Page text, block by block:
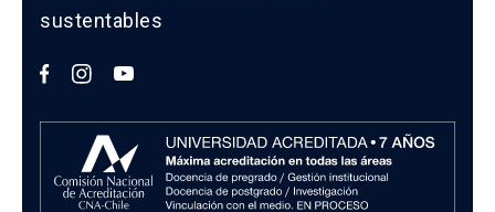
sustentables